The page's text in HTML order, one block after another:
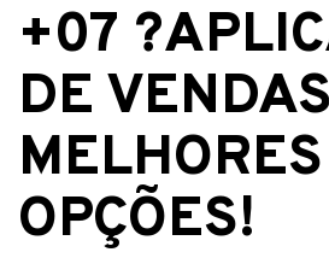
+07
DE
MELHORES
OPÇÕES!